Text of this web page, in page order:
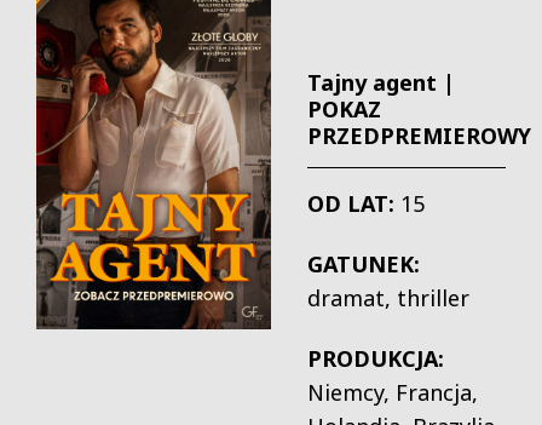
Tajny agent |
POKAZ
PRZEDPREMIEROWY
OD LAT: 15
GATUNEK:
dramat, thriller
PRODUKCJA:
Niemcy, Francja,